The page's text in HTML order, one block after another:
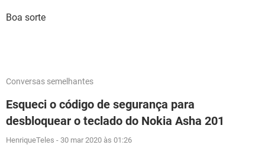
Boa sorte
Conversas semelhantes
Esqueci o código de segurança para
desbloquear o teclado do Nokia Asha 201
HenriqueTeles - 30 mar 2020 às 01:26